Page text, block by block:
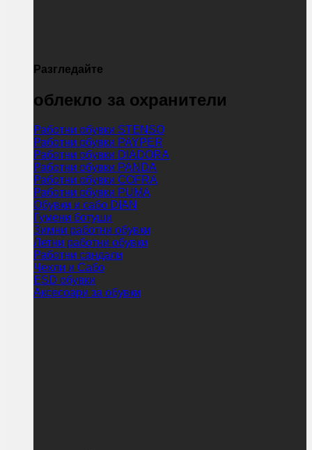
Разгледайте
облекло за охранители
Работни обувки STENSO
Работни обувки PAYPER
Работни обувки DIADORA
Работни обувки PANDA
Работни обувки COFRA
Работни обувки PUMA
Обувки и сабо DIAN
Гумени ботуши
Зимни работни обувки
Летни работни обувки
Работни сандали
Чехли и Сабо
ESD обувки
Аксесоари за обувки